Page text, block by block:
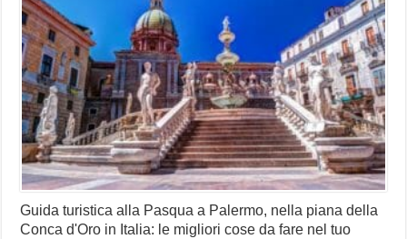
Guida turistica alla Pasqua a Palermo, nella piana della
Conca d'Oro in Italia: le migliori cose da fare nel tuo